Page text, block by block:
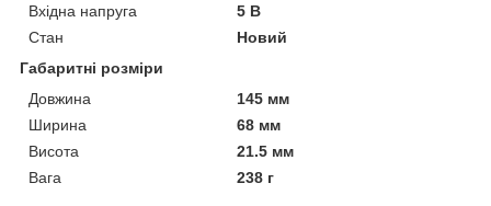
Вхідна напруга
5 В
Стан
Новий
Габаритні розміри
Довжина
145 мм
Ширина
68 мм
Висота
21.5 мм
Вага
238 г